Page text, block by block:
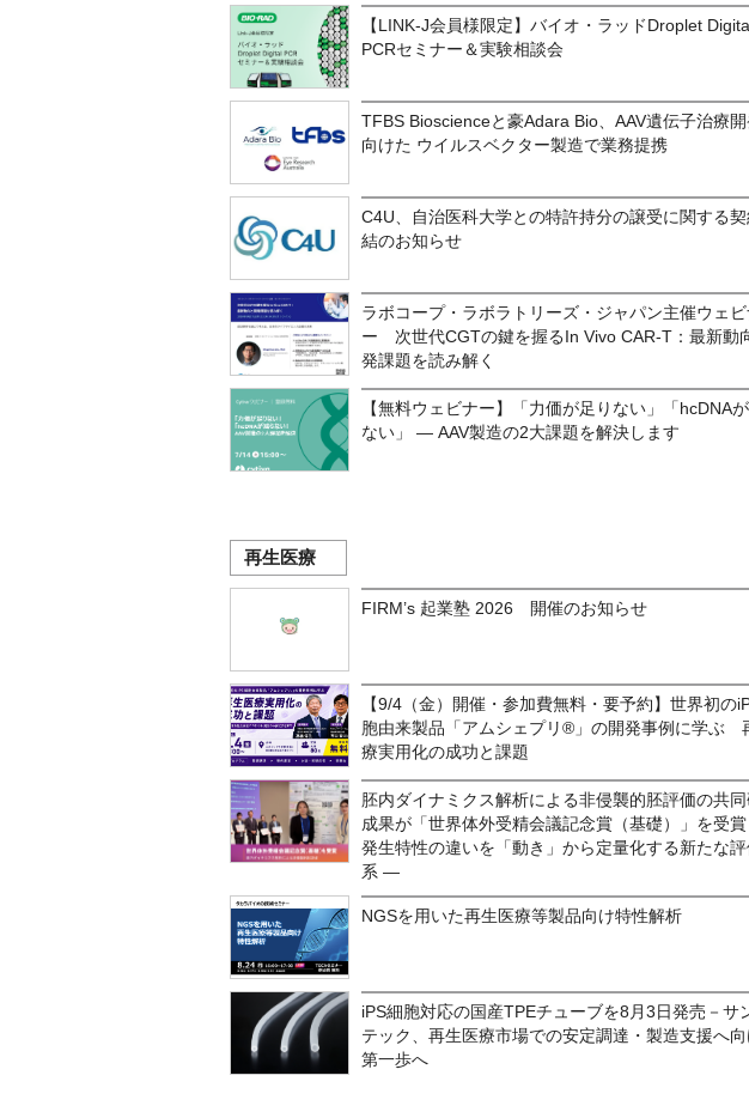
【LINK-J会員様限定】バイオ・ラッドDroplet
PCRセミナー＆実験相談会
TFBS Bioscienceと豪Adara Bio、AAV遺伝子治療
向けた ウイルスベクター製造で業務提携
C4U、自治医科大学との特許持分の譲受に関する
結のお知らせ
ラボコープ・ラボラトリーズ・ジャパン主催ウェビ
ー 次世代CGTの鍵を握るIn Vivo CAR-T：最新動
発課題を読み解く
【無料ウェビナー】「力価が足りない」「hcDNA
ない」 ― AAV製造の2大課題を解決します
再生医療
FIRM’s 起業塾 2026 開催のお知らせ
【9/4（金）開催・参加費無料・要予約】世界初の
胞由来製品「アムシェプリ®」の開発事例に学ぶ
療実用化の成功と課題
胚内ダイナミクス解析による非侵襲的胚評価の共
成果が「世界体外受精会議記念賞（基礎）」を受
発生特性の違いを「動き」から定量化する新たな
系 ―
NGSを用いた再生医療等製品向け特性解析
iPS細胞対応の国産TPEチューブを8月3日発売－サ
テック、再生医療市場での安定調達・製造支援へ
第一歩へ